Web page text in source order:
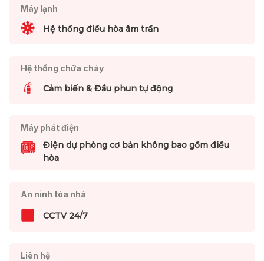
Máy lạnh
Hệ thống điều hòa âm trần
Hệ thống chữa cháy
Cảm biến & Đầu phun tự động
Máy phát điện
Điện dự phòng cơ bản không bao gồm điều
hòa
An ninh tòa nhà
CCTV 24/7
Liên hệ